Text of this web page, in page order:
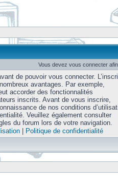
Vous devez vous connecter
de pouvoir vous connecter.
avantages. Par exemple,
accorder des fonctionnalités
inscrits. Avant de vous inscrire,
de nos conditions
Veuillez également consulter
du forum lors de votre navigation.
| Politique de confidentialité